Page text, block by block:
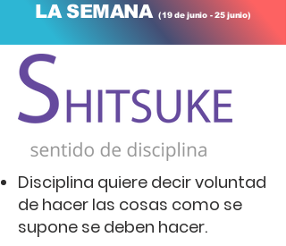
LA SEMANA(19 de junio - 25 junio)
Disciplina quiere decir voluntad
de hacer las cosas como se
supone se deben hacer.